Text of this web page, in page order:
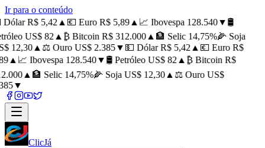
Ir para o conteúdo
R$ 5,42▲💶 Euro R$ 5,89▲📈 Ibovespa 128.540▼🛢️
US$ 82▲₿ Bitcoin R$ 312.000▲🏦 Selic 14,75%🌽 Soja
12,30▲⚖️ Ouro US$ 2.385▼💵 Dólar R$ 5,42▲💶 Euro R$
▲📈 Ibovespa 128.540▼🛢️ Petróleo US$ 82▲₿ Bitcoin R$
▲🏦 Selic 14,75%🌽 Soja US$ 12,30▲⚖️ Ouro US$
▼
ClicJá